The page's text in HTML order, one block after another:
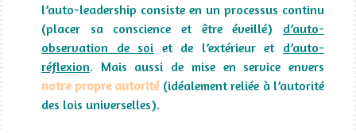
l’auto-leadership consiste en un processus continu
(placer sa conscience et être éveillé) d’auto-
observation de soi et de l’extérieur et d’auto-
réflexion. Mais aussi de mise en service envers
notre propre autorité(idéalement reliée à l’autorité
des lois universelles).